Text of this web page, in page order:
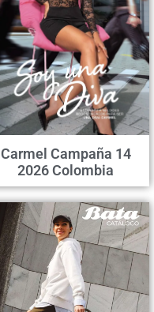
Carmel Campaña 14
2026 Colombia